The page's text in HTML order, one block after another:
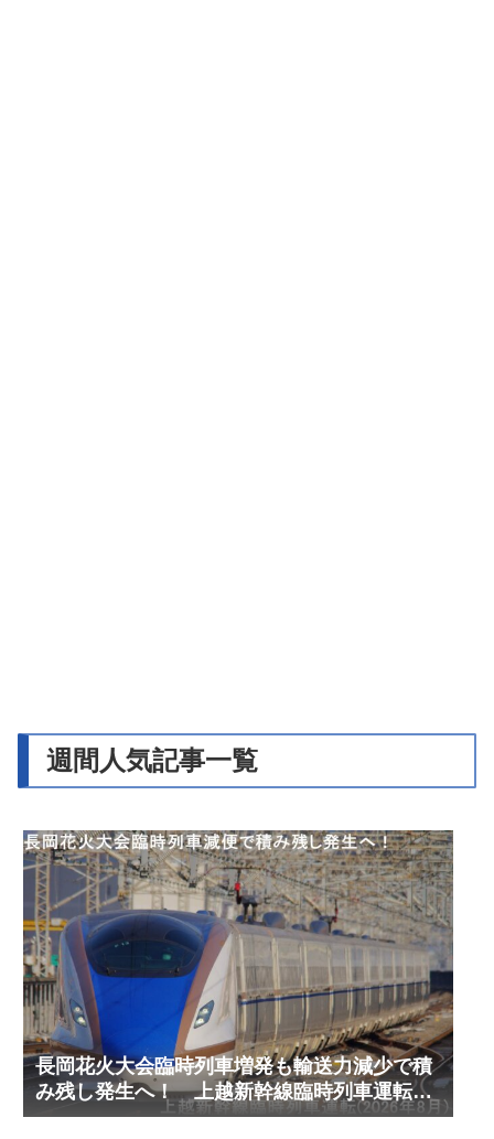
週間人気記事一覧
長岡花火大会臨時列車増発も輸送力減少で積
み残し発生へ！ 上越新幹線臨時列車運転
(2026年8月)